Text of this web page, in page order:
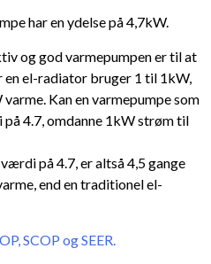
har en ydelse på 4,7kW.
og god varmepumpen er til at
el-radiator bruger 1 til 1kW,
Kan en varmepumpe som
4.7, omdanne 1kW strøm til
på 4.7, er altså 4,5 gange
end en traditionel el-
SCOP og SEER.